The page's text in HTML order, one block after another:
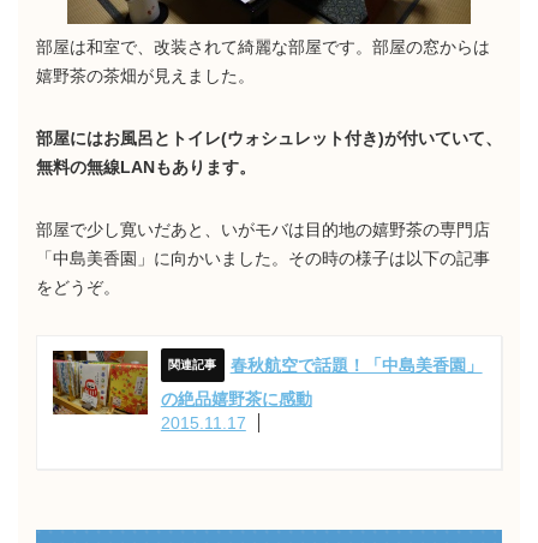
部屋は和室で、改装されて綺麗な部屋です。部屋の窓からは
嬉野茶の茶畑が見えました。
部屋にはお風呂とトイレ(ウォシュレット付き)が付いていて、
無料の無線LANもあります。
部屋で少し寛いだあと、いがモバは目的地の嬉野茶の専門店
「中島美香園」に向かいました。その時の様子は以下の記事
をどうぞ。
春秋航空で話題！「中島美香園」
の絶品嬉野茶に感動
2015.11.17